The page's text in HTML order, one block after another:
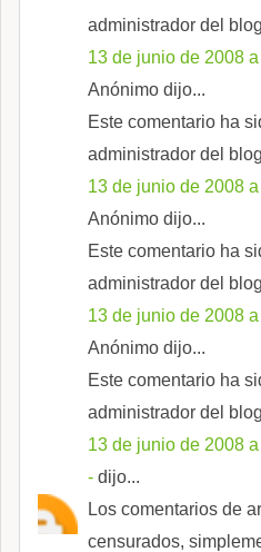
administrador del
13 de junio de 2008
Anónimo dijo...
Este comentario ha
administrador del
13 de junio de 2008
Anónimo dijo...
Este comentario ha
administrador del
13 de junio de 2008
Anónimo dijo...
Este comentario ha
administrador del
13 de junio de 2008
- dijo...
Los comentarios de
censurados,